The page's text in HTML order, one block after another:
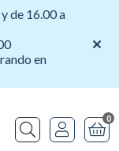
de 16.00 a
en
Buscar
0